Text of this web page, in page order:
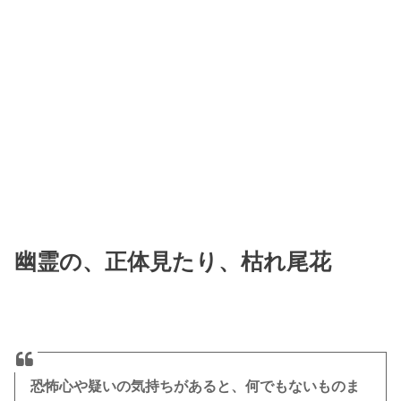
幽霊の、正体見たり、枯れ尾花
恐怖心や疑いの気持ちがあると、何でもないものま